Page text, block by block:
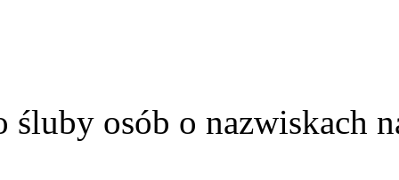
śluby osób o nazwiskach